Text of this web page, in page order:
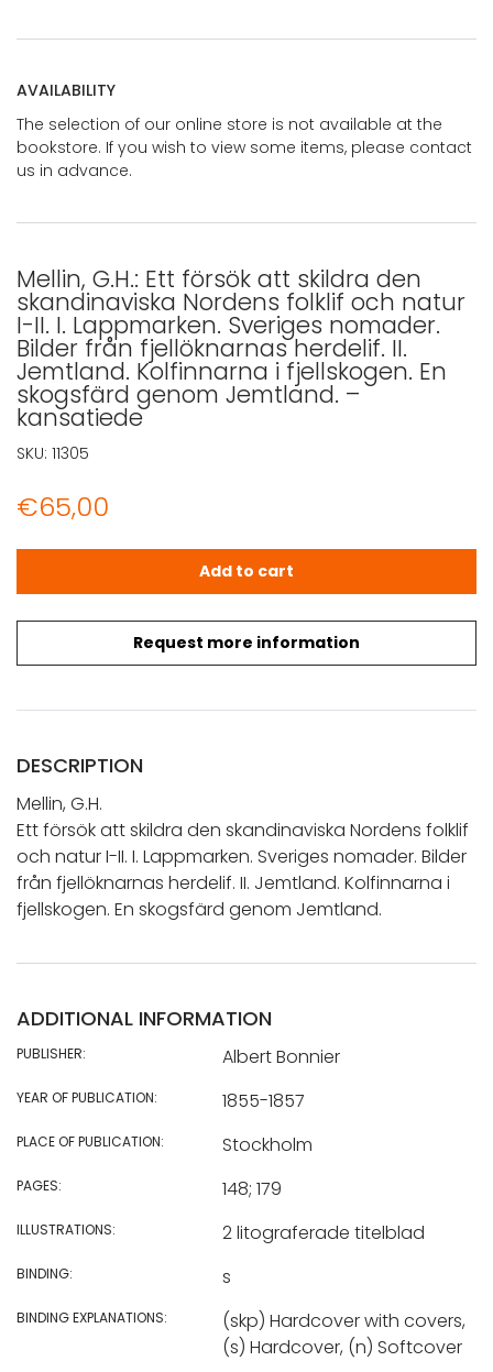
AVAILABILITY
The selection of our online store is not available at the
bookstore. If you wish to view some items, please contact
us in advance.
Mellin, G.H.: Ett försök att skildra den
skandinaviska Nordens folklif och natur
I-II. I. Lappmarken. Sveriges nomader.
Bilder från fjellöknarnas herdelif. II.
Jemtland. Kolfinnarna i fjellskogen. En
skogsfärd genom Jemtland. –
kansatiede
€65,00
Request more information
Mellin, G.H.: Ett försök att skildra den skandinaviska
Add to cart
SKU: 11305
DESCRIPTION
Mellin, G.H.
Ett försök att skildra den skandinaviska Nordens folklif
och natur I-II. I. Lappmarken. Sveriges nomader. Bilder
från fjellöknarnas herdelif. II. Jemtland. Kolfinnarna i
fjellskogen. En skogsfärd genom Jemtland.
ADDITIONAL INFORMATION
PUBLISHER: Albert Bonnier
YEAR OF PUBLICATION: 1855-1857
PLACE OF PUBLICATION: Stockholm
PAGES: 148; 179
ILLUSTRATIONS: 2 litograferade titelblad
BINDING: s
BINDING EXPLANATIONS:
(skp) Hardcover with covers,
(s) Hardcover, (n) Softcover